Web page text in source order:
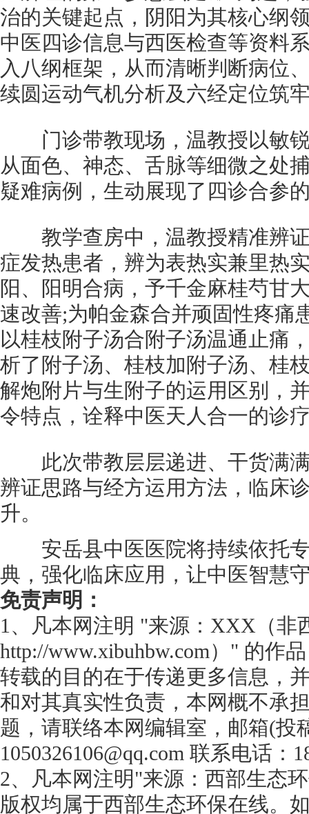
治的关键起点，阴阳为其核心纲
中医四诊信息与西医检查等资料
入八纲框架，从而清晰判断病位
续圆运动气机分析及六经定位筑
门诊带教现场，温教授以敏锐
从面色、神态、舌脉等细微之处
疑难病例，生动展现了四诊合参
教学查房中，温教授精准辨证
症发热患者，辨为表热实兼里热
阳、阳明合病，予千金麻桂芍甘
速改善;为帕金森合并顽固性疼痛
以桂枝附子汤合附子汤温通止痛
析了附子汤、桂枝加附子汤、桂
解炮附片与生附子的运用区别，
令特点，诠释中医天人合一的诊
此次带教层层递进、干货满满
辨证思路与经方运用方法，临床
升。
安岳县中医医院将持续依托专
典，强化临床应用，让中医智慧
免责声明：
1、凡本网注明 "来源：XXX（非
http://www.xibuhbw.com）" 的作
转载的目的在于传递更多信息，
和对其真实性负责，本网概不承
题，请联络本网编辑室，邮箱(投
1050326106@qq.com 联系电话：
2、凡本网注明"来源：西部生态
版权均属于西部生态环保在线。